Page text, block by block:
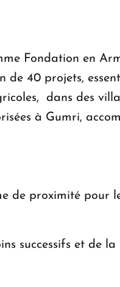
Fondation en
40 projets,
dans des
à Gumri,
de proximité pour
successifs et de